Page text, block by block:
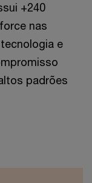
+240
nas
e
padrões